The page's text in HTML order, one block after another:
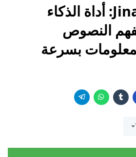
Jina AI Reader: أداة الذكاء
النصوص
بسرعة